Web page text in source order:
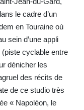
le cadre d’un
en Touraine où
sein d’une appli
cyclable entre
dénicher les
des récits de
de ce studio très
« Napoléon, le